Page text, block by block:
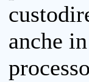
anche